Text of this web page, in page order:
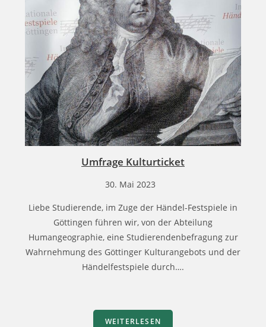
Umfrage Kulturticket
30. Mai 2023
Liebe Studierende, im Zuge der Händel-Festspiele in
Göttingen führen wir, von der Abteilung
Humangeographie, eine Studierendenbefragung zur
Wahrnehmung des Göttinger Kulturangebots und der
Händelfestspiele durch….
WEITERLESEN